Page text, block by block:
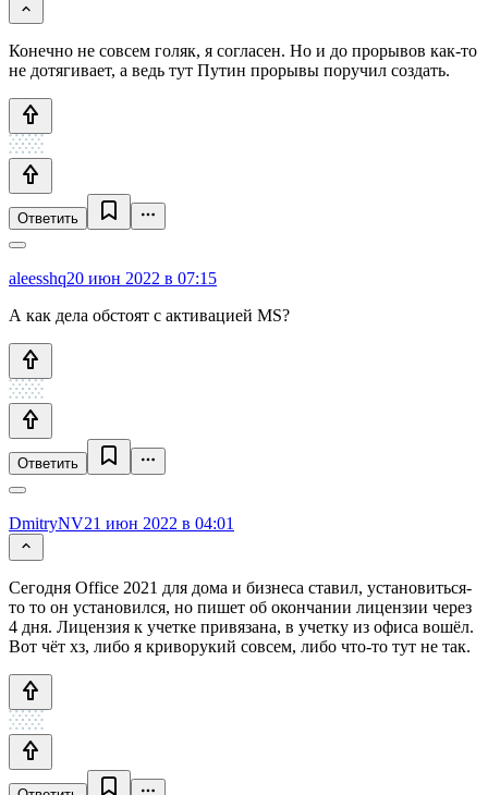
Конечно не совсем голяк, я согласен. Но и до прорывов как-то
не дотягивает, а ведь тут Путин прорывы поручил создать.
Ответить
aleesshq20 июн 2022 в 07:15
А как дела обстоят с активацией MS?
Ответить
DmitryNV21 июн 2022 в 04:01
Сегодня Office 2021 для дома и бизнеса ставил, установиться-
то то он установился, но пишет об окончании лицензии через
4 дня. Лицензия к учетке привязана, в учетку из офиса вошёл.
Вот чёт хз, либо я криворукий совсем, либо что-то тут не так.